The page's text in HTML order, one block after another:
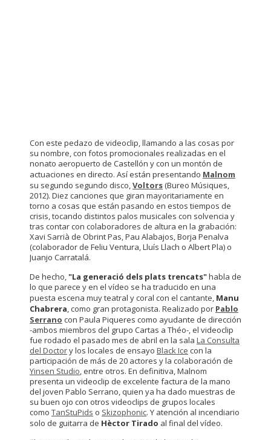
Con este pedazo de videoclip, llamando a las cosas por
su nombre, con fotos promocionales realizadas en el
nonato aeropuerto de Castellón y con un montón de
actuaciones en directo. Así están presentando Malnom
su segundo segundo disco,Voltors (Bureo Músiques,
2012). Diez canciones que giran mayoritariamente en
torno a cosas que están pasando en estos tiempos de
crisis, tocando distintos palos musicales con solvencia y
tras contar con colaboradores de altura en la grabación:
Xavi Sarrià de Obrint Pas, Pau Alabajos, Borja Penalva
(colaborador de Feliu Ventura, Lluís Llach o Albert Pla) o
Juanjo Carratalá.
De hecho, "La generació dels plats trencats"habla de
lo que parece y en el vídeo se ha traducido en una
puesta escena muy teatral y coral con el cantante, Manu
Chabrera, como gran protagonista. Realizado por Pablo
Serrano con Paula Piqueres como ayudante de dirección
-ambos miembros del grupo Cartas a Théo-, el videoclip
fue rodado el pasado mes de abril en la sala La Consulta
del Doctory los locales de ensayo Black Ice con la
participación de más de 20 actores y la colaboración de
Yinsen Studio, entre otros. En definitiva, Malnom
presenta un videoclip de excelente factura de la mano
del joven Pablo Serrano, quien ya ha dado muestras de
su buen ojo con otros videoclips de grupos locales
como TanStuPids o Skizophonic. Y atención al incendiario
solo de guitarra de Hèctor Tirado al final del vídeo.